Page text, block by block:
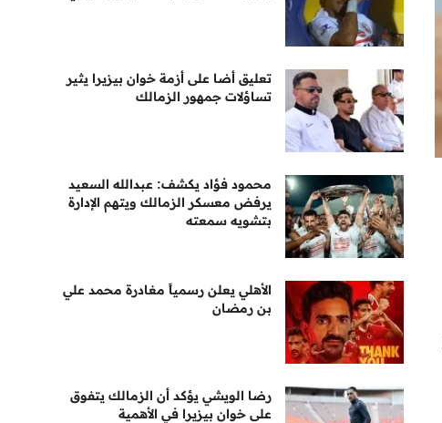
تعليق أضا على أزمة خوان بيزيرا يثير
تساؤلات جمهور الزمالك
محمود فؤاد يكشف: عبدالله السعيد
يرفض معسكر الزمالك ويتهم الإدارة
بتشويه سمعته
الأهلي يعلن رسمياً مغادرة محمد علي
بن رمضان
رضا الويشي يؤكد أن الزمالك يتفوق
على خوان بيزيرا في الأهمية